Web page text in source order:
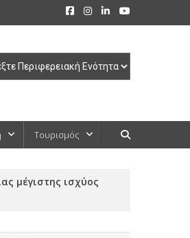
Τουρισμός
μέγιστης ισχύος